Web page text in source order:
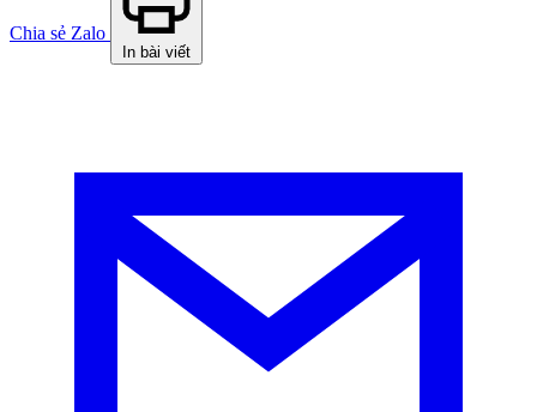
Chia sẻ Zalo
In bài viết